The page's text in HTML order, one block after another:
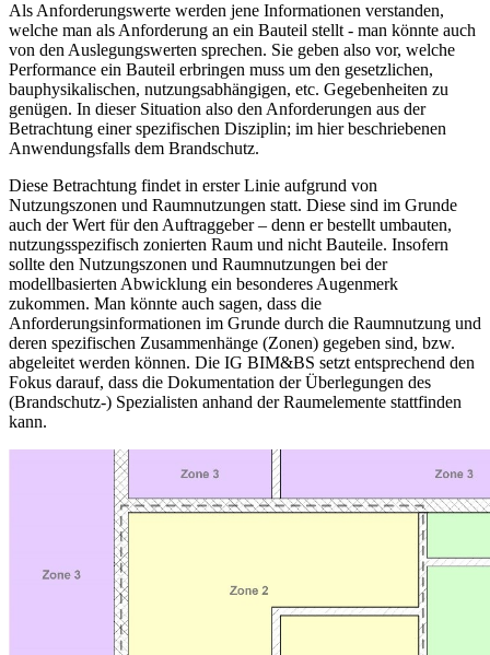
Als Anforderungswerte werden jene Informationen verstanden,
welche man als Anforderung an ein Bauteil stellt - man könnte auch
von den Auslegungswerten sprechen. Sie geben also vor, welche
Performance ein Bauteil erbringen muss um den gesetzlichen,
bauphysikalischen, nutzungsabhängigen, etc. Gegebenheiten zu
genügen. In dieser Situation also den Anforderungen aus der
Betrachtung einer spezifischen Disziplin; im hier beschriebenen
Anwendungsfalls dem Brandschutz.
Diese Betrachtung findet in erster Linie aufgrund von
Nutzungszonen und Raumnutzungen statt. Diese sind im Grunde
auch der Wert für den Auftraggeber – denn er bestellt umbauten,
nutzungsspezifisch zonierten Raum und nicht Bauteile. Insofern
sollte den Nutzungszonen und Raumnutzungen bei der
modellbasierten Abwicklung ein besonderes Augenmerk
zukommen. Man könnte auch sagen, dass die
Anforderungsinformationen im Grunde durch die Raumnutzung und
deren spezifischen Zusammenhänge (Zonen) gegeben sind, bzw.
abgeleitet werden können. Die IG BIM&BS setzt entsprechend den
Fokus darauf, dass die Dokumentation der Überlegungen des
(Brandschutz-) Spezialisten anhand der Raumelemente stattfinden
kann.